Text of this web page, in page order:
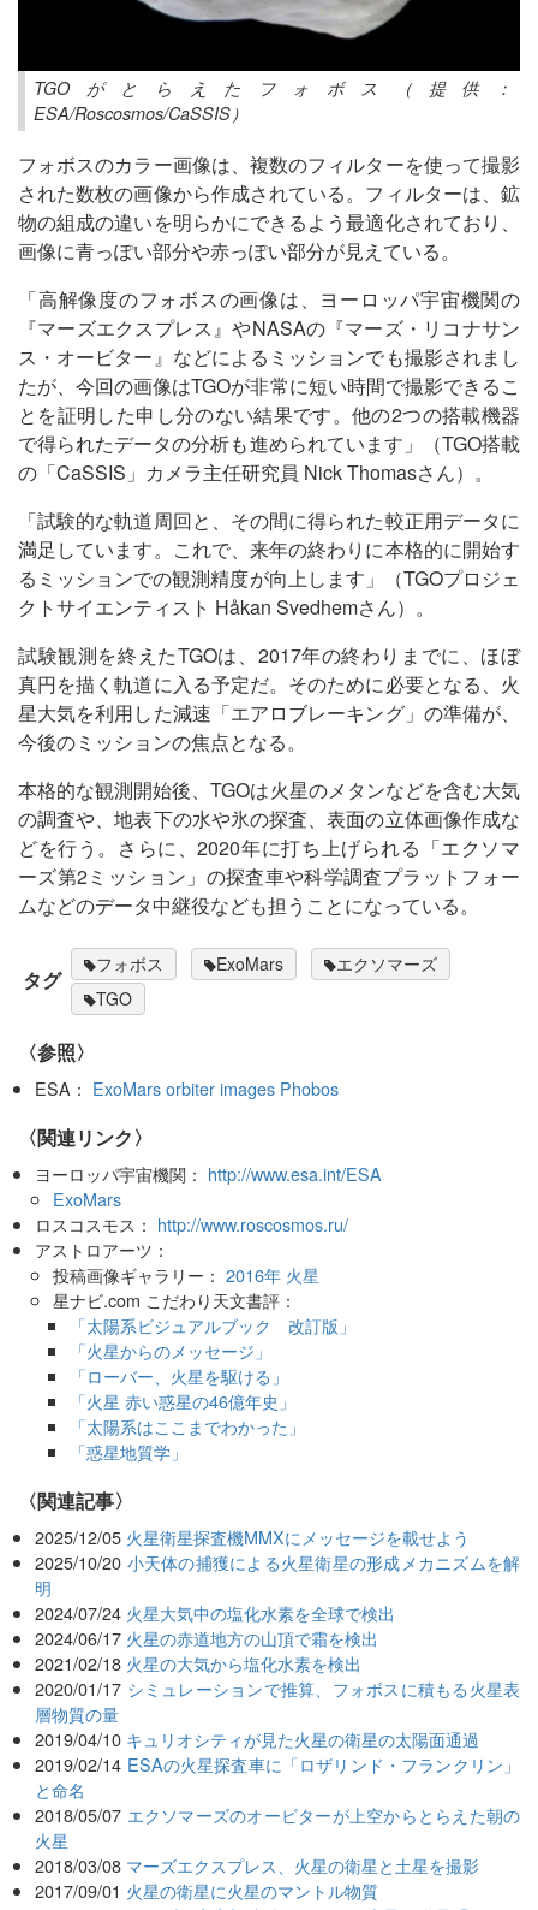
TGOがとらえたフォボス（提供：
ESA/Roscosmos/CaSSIS）
フォボスのカラー画像は、複数のフィルターを使って撮影
された数枚の画像から作成されている。フィルターは、鉱
物の組成の違いを明らかにできるよう最適化されており、
画像に青っぽい部分や赤っぽい部分が見えている。
「高解像度のフォボスの画像は、ヨーロッパ宇宙機関の
『マーズエクスプレス』やNASAの『マーズ・リコナサン
ス・オービター』などによるミッションでも撮影されまし
たが、今回の画像はTGOが非常に短い時間で撮影できるこ
とを証明した申し分のない結果です。他の2つの搭載機器
で得られたデータの分析も進められています」（TGO搭載
の「CaSSIS」カメラ主任研究員 Nick Thomasさん）。
「試験的な軌道周回と、その間に得られた較正用データに
満足しています。これで、来年の終わりに本格的に開始す
るミッションでの観測精度が向上します」（TGOプロジェ
クトサイエンティスト Håkan Svedhemさん）。
試験観測を終えたTGOは、2017年の終わりまでに、ほぼ
真円を描く軌道に入る予定だ。そのために必要となる、火
星大気を利用した減速「エアロブレーキング」の準備が、
今後のミッションの焦点となる。
本格的な観測開始後、TGOは火星のメタンなどを含む大気
の調査や、地表下の水や氷の探査、表面の立体画像作成な
どを行う。さらに、2020年に打ち上げられる「エクソマ
ーズ第2ミッション」の探査車や科学調査プラットフォー
ムなどのデータ中継役なども担うことになっている。
タグ
フォボス ExoMars
エクソマーズ
TGO
〈参照〉
ESA： ExoMars orbiter images Phobos
〈関連リンク〉
ヨーロッパ宇宙機関： http://www.esa.int/ESA
ExoMars
ロスコスモス： http://www.roscosmos.ru/
アストロアーツ：
投稿画像ギャラリー： 2016年 火星
星ナビ.com こだわり天文書評：
「太陽系ビジュアルブック 改訂版」
「火星からのメッセージ」
「ローバー、火星を駆ける」
「火星 赤い惑星の46億年史」
「太陽系はここまでわかった」
「惑星地質学」
関連記事
2025/12/05 火星衛星探査機MMXにメッセージを載せよう
2025/10/20 小天体の捕獲による火星衛星の形成メカニズムを解
明
2024/07/24 火星大気中の塩化水素を全球で検出
2024/06/17 火星の赤道地方の山頂で霜を検出
2021/02/18 火星の大気から塩化水素を検出
2020/01/17 シミュレーションで推算、フォボスに積もる火星表
層物質の量
2019/04/10 キュリオシティが見た火星の衛星の太陽面通過
2019/02/14 ESAの火星探査車に「ロザリンド・フランクリン」
と命名
2018/05/07 エクソマーズのオービターが上空からとらえた朝の
火星
2018/03/08 マーズエクスプレス、火星の衛星と土星を撮影
2017/09/01 火星の衛星に火星のマントル物質